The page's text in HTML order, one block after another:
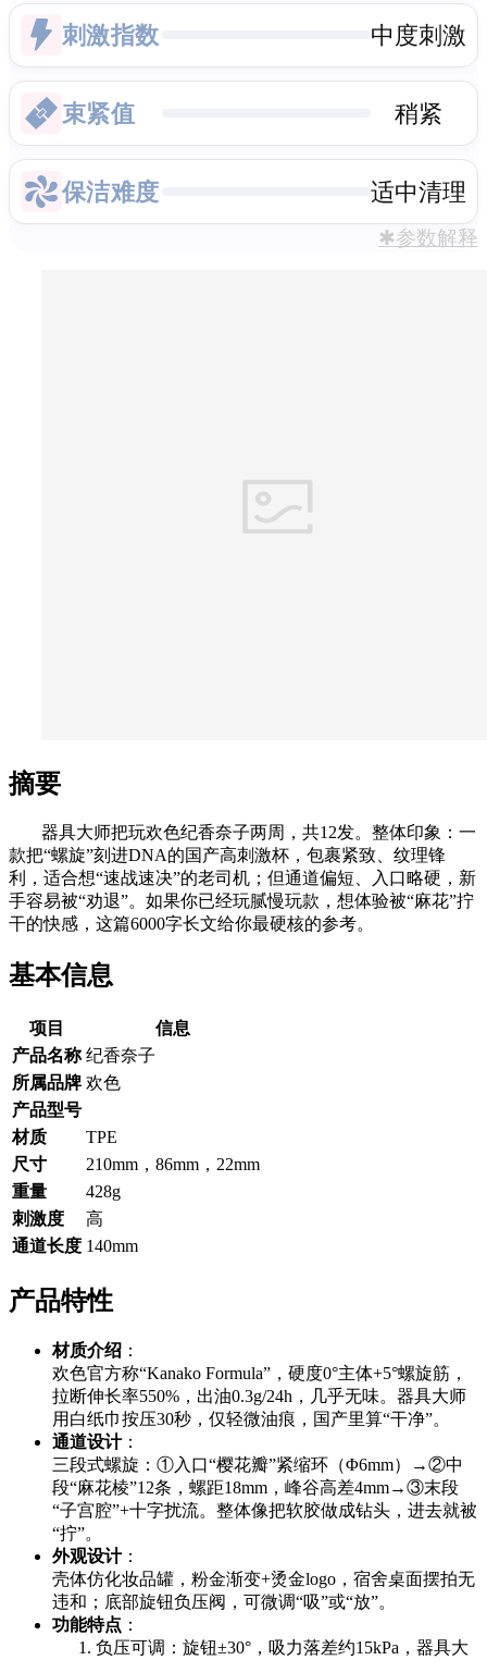
刺激指数 中度刺激
束紧值 稍紧
保洁难度 适中清理
✱参数解释
摘要
器具大师把玩欢色纪香奈子两周，共12发。整体印象：一
款把“螺旋”刻进DNA的国产高刺激杯，包裹紧致、纹理锋
利，适合想“速战速决”的老司机；但通道偏短、入口略硬，新
手容易被“劝退”。如果你已经玩腻慢玩款，想体验被“麻花”拧
干的快感，这篇6000字长文给你最硬核的参考。
基本信息
项目
信息
产品名称 纪香奈子
所属品牌 欢色
产品型号
材质
TPE
尺寸
210mm，86mm，22mm
重量
428g
刺激度
高
通道长度 140mm
产品特性
材质介绍 ：
欢色官方称“Kanako Formula”，硬度0°主体+5°螺旋筋，
拉断伸长率550%，出油0.3g/24h，几乎无味。器具大师
用白纸巾按压30秒，仅轻微油痕，国产里算“干净”。
通道设计：
三段式螺旋：①入口“樱花瓣”紧缩环（Φ6mm）→②中
段“麻花棱”12条，螺距18mm，峰谷高差4mm→③末段
“子宫腔”+十字扰流。整体像把软胶做成钻头，进去就被
“拧”。
外观设计：
壳体仿化妆品罐，粉金渐变+烫金logo，宿舍桌面摆拍无
违和；底部旋钮负压阀，可微调“吸”或“放”。
功能特点 ：
负压可调：旋钮±30°，吸力落差约15kPa，器具大